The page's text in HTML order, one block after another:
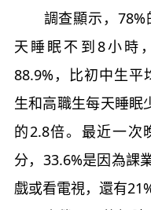
調查顯示，78%
天睡眠不到8小時
88.9%，比初中生平
生和高職生每天睡眠
的2.8倍。最近一次
分，33.6%是因為課
戲或看電視，還有